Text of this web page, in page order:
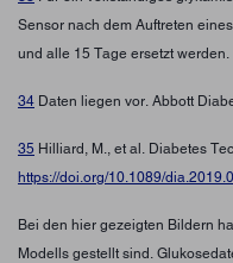
Sensor nach dem Auftreten
und alle 15 Tage ersetzt werden.
34 Daten liegen vor. Abbott
35 Hilliard, M., et al. Diabetes
https://doi.org/10.1089/
Bei den hier gezeigten Bildern
Modells gestellt sind.